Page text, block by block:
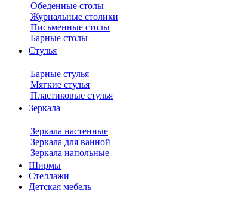
Обеденные столы
Журнальные столики
Письменные столы
Барные столы
Стулья
Барные стулья
Мягкие стулья
Пластиковые стулья
Зеркала
Зеркала настенные
Зеркала для ванной
Зеркала напольные
Ширмы
Стеллажи
Детская мебель